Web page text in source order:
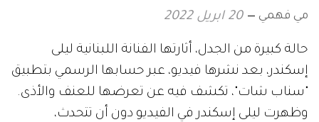
مي فهمي 20 ابريل 2022
حالة كبيرة من الجدل، أثارتها الفنانة اللبنانية ليلى
إسكندر، بعد نشرها فيديو، عبر حسابها الرسمي بتطبيق
"سناب شات"، تكشف فيه عن تعرضها للعنف والأذى.
وظهرت ليلى إسكندر في الفيديو دون أن تتحدث،